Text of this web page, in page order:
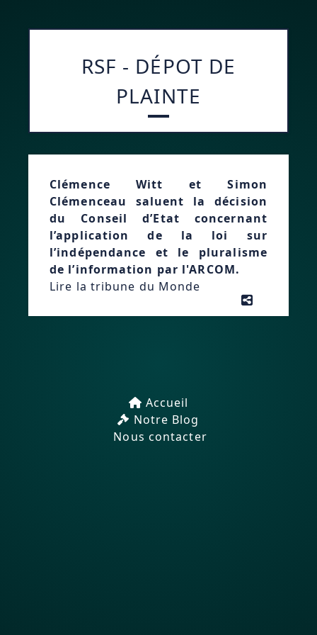
RSF - DÉPOT DE
PLAINTE
Clémence Witt et Simon
Clémenceau saluent la décision
du Conseil d’Etat concernant
l’application de la loi sur
l’indépendance et le pluralisme
de l’information par l'ARCOM.
Lire la tribune du Monde
Accueil
Notre Blog
Nous contacter